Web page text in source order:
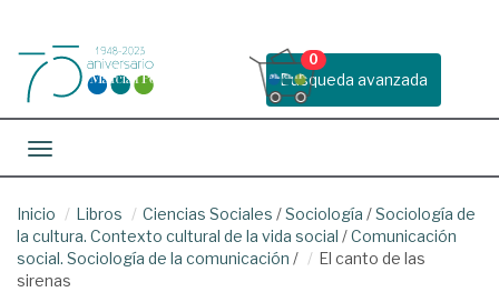
Busqueda avanzada
0
Toggle navigation
Inicio Libros Ciencias Sociales /Sociología /Sociología de
la cultura. Contexto cultural de la vida social /Comunicación
social. Sociología de la comunicación /
El canto de las
sirenas